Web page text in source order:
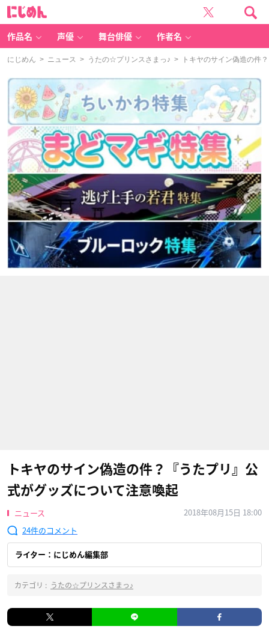
作品名 声優 舞台俳優 作者名
にじめん > ニュース > うたの☆プリンスさまっ♪ > トキヤのサイン偽造の件
トキヤのサイン偽造の件？『うたプリ』公
式がグッズについて注意喚起
ニュース
2018年08月15日 18:00
24
ライター：にじめん編集部
カテゴリ : うたの☆プリンスさまっ♪